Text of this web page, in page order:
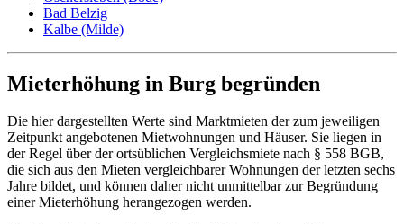
Bad Belzig
Kalbe (Milde)
Mieterhöhung in Burg begründen
Die hier dargestellten Werte sind Marktmieten der zum jeweiligen
Zeitpunkt angebotenen Mietwohnungen und Häuser. Sie liegen in
der Regel über der ortsüblichen Vergleichsmiete nach § 558 BGB,
die sich aus den Mieten vergleichbarer Wohnungen der letzten sechs
Jahre bildet, und können daher nicht unmittelbar zur Begründung
einer Mieterhöhung herangezogen werden.